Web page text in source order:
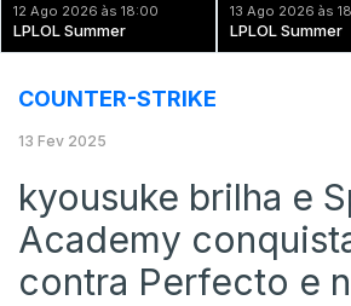
12 Ago 2026 às 18:00
LPLOL Summer
13 Ago 2026 às
LPLOL Summer
COUNTER-STRIKE
13 Fev 2025
kyousuke brilha e
Academy
contra Perfecto e